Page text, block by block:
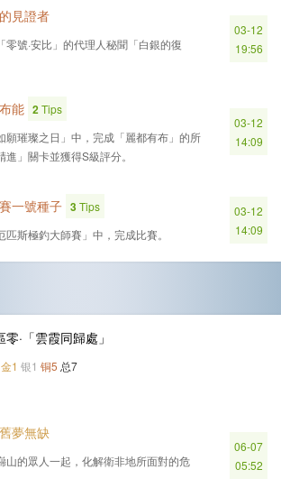
見證者
零號·安比」的代理人秘聞「白銀的復
03-12
19:56
能 2Tips
願璀璨之日」中，完成「麗都有布」的所
進」關卡並獲得S級評分。
03-12
14:09
一號種子 3Tips
匹斯極釣大師賽」中，完成比賽。
03-12
14:09
零·「雲霞同歸處」
金1 银1 铜5 总7
夢無缺
山的眾人一起，化解衛非地所面對的危
06-07
05:52